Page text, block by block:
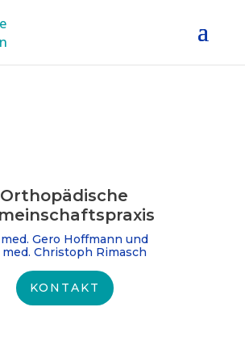
Orthopädische
Gero Hoffmann und
med. Christoph Rimasch
KONTAKT